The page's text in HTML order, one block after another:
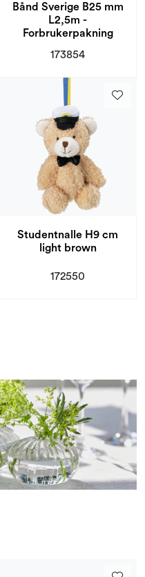
Bånd Sverige B25 mm
L2,5m -
Forbrukerpakning
173854
Studentnalle H9 cm
light brown
172550